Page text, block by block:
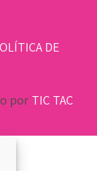
DE
por TIC TAC